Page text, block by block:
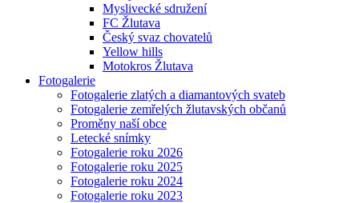
Myslivecké sdružení
FC Žlutava
Český svaz chovatelů
Yellow hills
Motokros Žlutava
Fotogalerie
Fotogalerie zlatých a diamantových svateb
Fotogalerie zemřelých žlutavských občanů
Proměny naší obce
Letecké snímky
Fotogalerie roku 2026
Fotogalerie roku 2025
Fotogalerie roku 2024
Fotogalerie roku 2023